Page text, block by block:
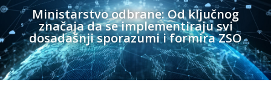
Ministarstvo odbrane: Od ključnog
značaja da se implementiraju svi
dosadašnji sporazumi i formira ZSO